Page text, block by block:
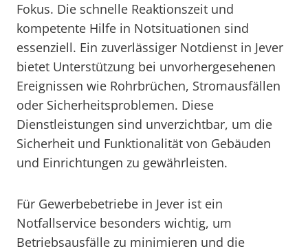
Fokus. Die schnelle Reaktionszeit und
kompetente Hilfe in Notsituationen sind
essenziell. Ein zuverlässiger Notdienst in Jever
bietet Unterstützung bei unvorhergesehenen
Ereignissen wie Rohrbrüchen, Stromausfällen
oder Sicherheitsproblemen. Diese
Dienstleistungen sind unverzichtbar, um die
Sicherheit und Funktionalität von Gebäuden
und Einrichtungen zu gewährleisten.
Für Gewerbebetriebe in Jever ist ein
Notfallservice besonders wichtig, um
Betriebsausfälle zu minimieren und die